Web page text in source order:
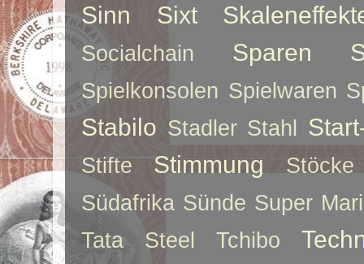
Sinn
Sixt
Socialchain Sparen
Spielkonsolen Spielwaren
Stabilo Stadler Stahl
Stifte Stimmung
Stöcke
Südafrika Sünde Super
Tata Steel
Tchibo